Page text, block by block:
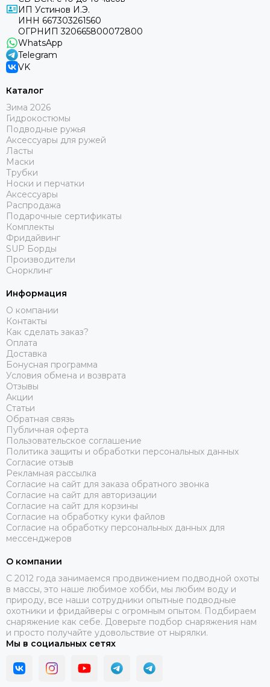
ИП Устинов И.Э.
ИНН 667303261560
ОГРНИП 320665800072800
WhatsApp
Telegram
VK
Каталог
Зима 2026
Гидрокостюмы
Подводные ружья
Аксессуары для ружей
Ласты
Маски
Трубки
Носки и перчатки
Аксессуары
Распродажа
Подарочные сертификаты
Комплекты
Фридайвинг
SUP Борды
Производители
Снорклинг
Информация
О компании
Контакты
Как сделать заказ?
Оплата
Доставка
Бонусная программа
Условия обмена и возврата
Отзывы
Акции
Статьи
Обратная связь
Публичная оферта
Пользовательское соглашение
Политика защиты и обработки персональных данных
Согласие отзыв
Рекламная рассылка
Согласие на сайт для заказа обратного звонка
Согласие на сайт для авторизации
Согласие на сайт для корзины
Согласие на обработку куки файлов
Согласие на обработку персональных данных для
мессенджеров
О компании
C 2012 года занимаемся продвижением подводной охоты
в массы, это наше любимое хобби, мы любим воду и
природу, все наши сотрудники опытные подводные
охотники и фридайверы с огромным опытом. Подбираем
снаряжение как себе. Доверьте подбор снаряжения нам
и просто получайте удовольствие от нырялки.
Мы в социальных сетях